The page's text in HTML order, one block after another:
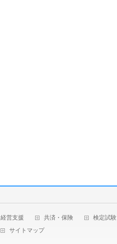
経営支援 共済・保険 検定試験
サイトマップ